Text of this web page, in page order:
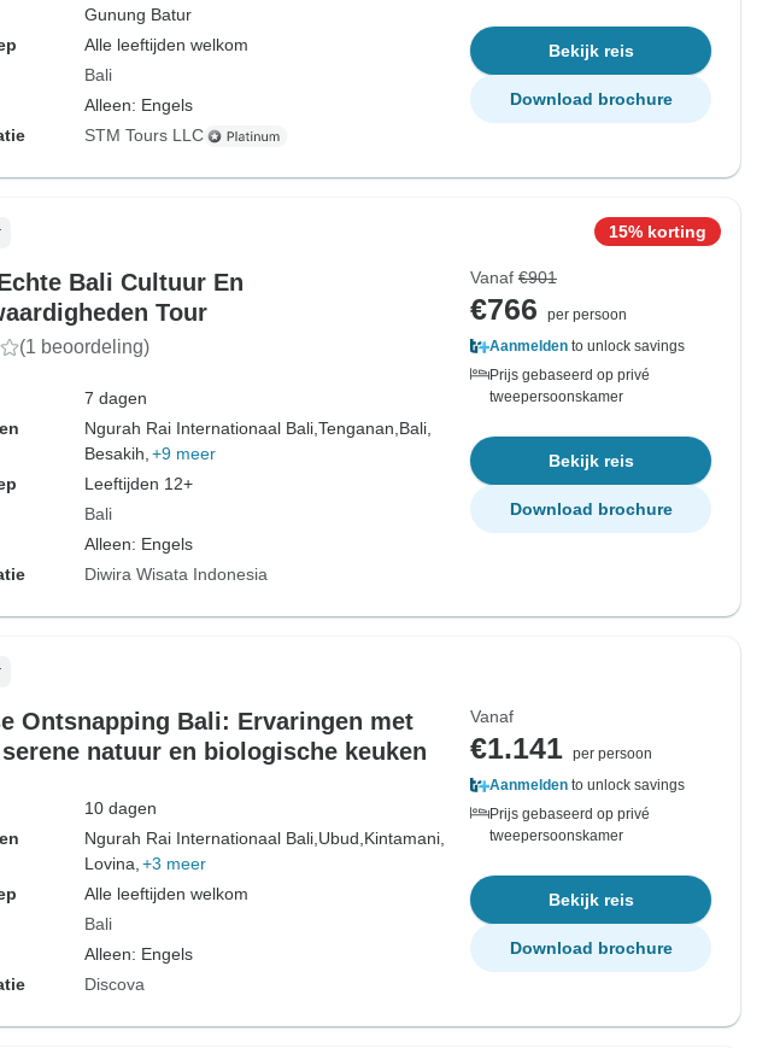
Gunung Batur
Alle leeftijden welkom
Bali
Alleen: Engels
STM Tours LLC
Bekijk reis
Download brochure
Bali Cultuur En
Tour
(1 beoordeling)
7 dagen
Ngurah Rai Internationaal Bali, Tenganan, Bali,
Besakih, +9 meer
Leeftijden 12+
Bali
Alleen: Engels
Diwira Wisata Indonesia
15% korting
Vanaf €901
€766
per persoon
Aanmelden to unlock savings
Prijs gebaseerd op privé
tweepersoonskamer
Bekijk reis
Download brochure
Ontsnapping Bali: Ervaringen met
natuur en biologische keuken
10 dagen
Ngurah Rai Internationaal Bali, Ubud, Kintamani,
Lovina, +3 meer
Alle leeftijden welkom
Bali
Alleen: Engels
Discova
Vanaf
€1.141 per persoon
Aanmelden to unlock savings
Prijs gebaseerd op privé
tweepersoonskamer
Bekijk reis
Download brochure